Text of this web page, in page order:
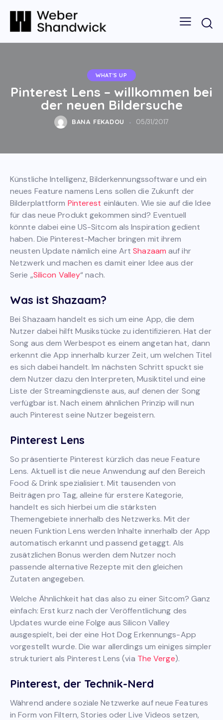
WHAT'S UP
Pinterest Lens – willkommen bei
der neuen Bildersuche
BANA FEKADOU 05/31/2017
Künstliche Intelligenz, Bilderkennungssoftware und ein
neues Feature namens Lens sollen die Zukunft der
Bilderplattform Pinterest einläuten. Wie sie auf die Idee
für das neue Produkt gekommen sind? Eventuell
könnte dabei eine US-Sitcom als Inspiration gedient
haben. Die Pinterest-Macher bringen mit ihrem
neusten Update nämlich eine ArtShazaam auf ihr
Netzwerk und machen es damit einer Idee aus der
Serie „Silicon Valley“ nach.
Was ist Shazaam?
Bei Shazaam handelt es sich um eine App, die dem
Nutzer dabei hilft Musikstücke zu identifizieren. Hat der
Song aus dem Werbespot es einem angetan hat, dann
erkennt die App innerhalb kurzer Zeit, um welchen Titel
es sich dabei handelt. Im nächsten Schritt spuckt sie
dem Nutzer dazu den Interpreten, Musiktitel und eine
Liste der Streamingdienste aus, auf denen der Song
verfügbar ist. Nach einem ähnlichen Prinzip will nun
auch Pinterest seine Nutzer begeistern.
Pinterest Lens
So präsentierte Pinterest kürzlich das neue Feature
Lens. Aktuell ist die neue Anwendung auf den Bereich
Food & Drink spezialisiert. Mit tausenden von
Beiträgen pro Tag, alleine für erstere Kategorie,
handelt es sich hierbei um die stärksten
Themengebiete innerhalb des Netzwerks. Mit der
neuen Funktion Lens werden Inhalte innerhalb der App
automatisch erkannt und passend getaggt. Als
zusätzlichen Bonus werden dem Nutzer noch
passende alternative Rezepte mit den gleichen
Zutaten angegeben.
Welche Ähnlichkeit hat das also zu einer Sitcom? Ganz
einfach: Erst kurz nach der Veröffentlichung des
Updates wurde eine Folge aus Silicon Valley
ausgespielt, bei der eine Hot Dog Erkennungs-App
vorgestellt wurde. Die war allerdings um einiges simpler
strukturiert als Pinterest Lens (via The Verge).
Pinterest, der Technik-Nerd
Während andere soziale Netzwerke auf neue Features
in Form von Filtern, Stories oder Live Videos setzen,